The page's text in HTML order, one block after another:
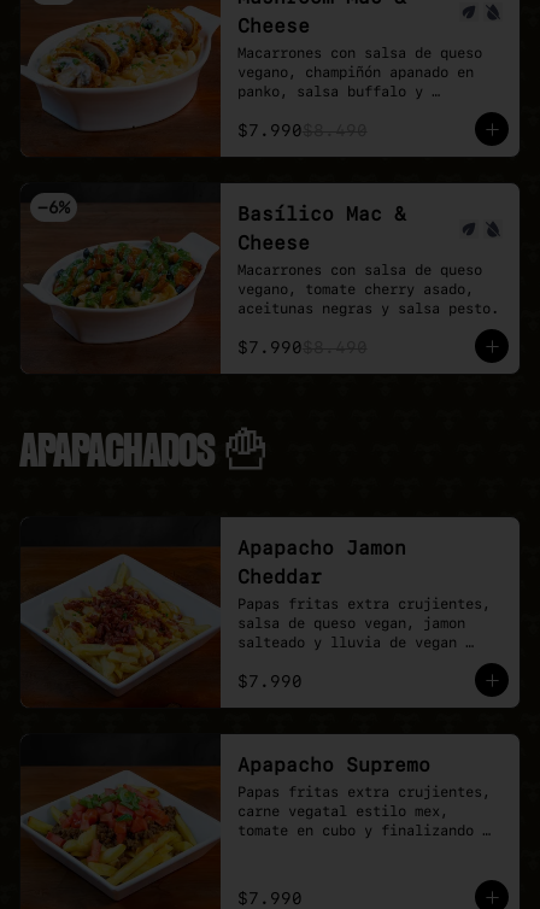
Cheese
Macarrones con salsa de queso
vegano, champiñón apanado en
panko, salsa buffalo y
$7.990
-6%
Basílico Mac &
Cheese
Macarrones con salsa de queso
vegano, tomate cherry asado,
aceitunas negras y salsa pesto.
$7.990
APAPACHADOS 🍟
Apapacho Jamon
Cheddar
Papas fritas extra crujientes,
salsa de queso vegan, jamon
salteado y lluvia de vegan
$7.990
Apapacho Supremo
Papas fritas extra crujientes,
carne vegatal estilo mex,
tomate en cubo y finalizando
$7.990